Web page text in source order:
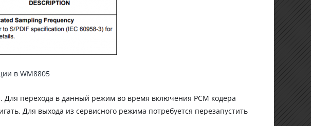
в WM8805
перехода в данный режим во время включения PCM кодера
Для выхода из сервисного режима потребуется перезапустить